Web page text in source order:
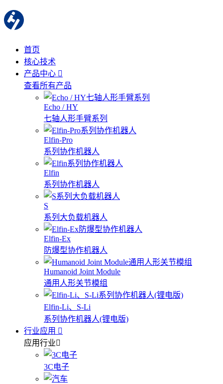
首页
核心技术
产品中心
查看所有产品
Echo / HY
七轴人形手臂系列
Elfin-Pro
系列协作机器人
Elfin
系列协作机器人
S
系列大负载机器人
Elfin-Ex
防爆型协作机器人
Humanoid Joint Module
通用人形关节模组
Elfin-Li、S-Li
系列协作机器人(锂电版)
行业应用
应用行业
3C电子